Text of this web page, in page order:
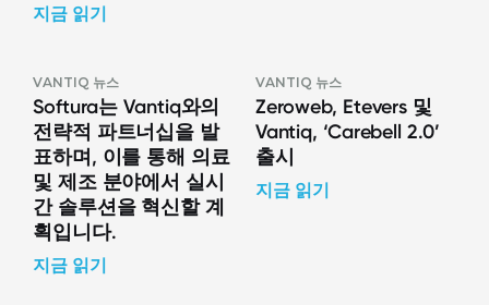
지금 읽기
VANTIQ 뉴스
Softura는 Vantiq와의
전략적 파트너십을 발
표하며, 이를 통해 의료
및 제조 분야에서 실시
간 솔루션을 혁신할 계
획입니다.
지금 읽기
VANTIQ 뉴스
Zeroweb, Etevers 및
Vantiq, ‘Carebell 2.0’
출시
지금 읽기